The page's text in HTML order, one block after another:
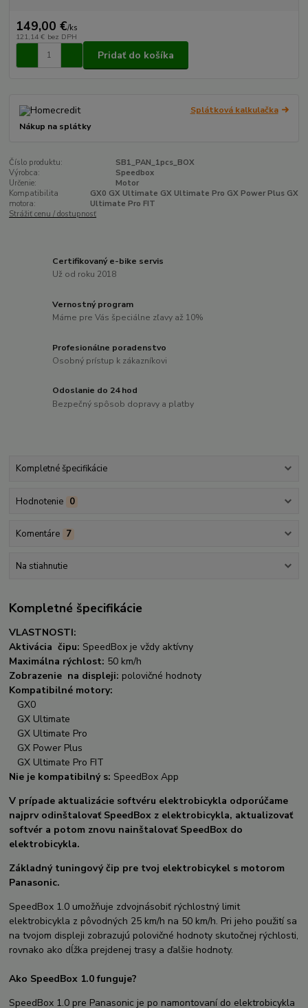
149,00 €/ks
121,14 € bez DPH
Pridať do košíka
Splátková kalkulačka
Nákup na splátky
Číslo produktu:
SB1_PAN_1pcs_BOX
Výrobca:
Speedbox
Určenie:
Motor
Kompatibilita
motora:
GX0 GX Ultimate GX Ultimate Pro GX Power Plus GX
Ultimate Pro FIT
Strážiť cenu / dostupnosť
Certifikovaný e-bike servis
Už od roku 2018
Vernostný program
Máme pre Vás špeciálne zľavy až 10%
Profesionálne poradenstvo
Osobný prístup k zákazníkovi
Odoslanie do 24 hod
Bezpečný spôsob dopravy a platby
Kompletné špecifikácie
Hodnotenie 0
Komentáre 7
Na stiahnutie
Kompletné špecifikácie
VLASTNOSTI:
Aktivácia čipu: SpeedBox je vždy aktívny
Maximálna rýchlost: 50 km/h
Zobrazenie na displeji: polovičné hodnoty
Kompatibilné motory:
GX0
GX Ultimate
GX Ultimate Pro
GX Power Plus
GX Ultimate Pro FIT
Nie je kompatibilný s: SpeedBox App
V prípade aktualizácie softvéru elektrobicykla odporúčame
najprv odinštalovať SpeedBox z elektrobicykla, aktualizovať
softvér a potom znovu nainštalovať SpeedBox do
elektrobicykla.
Základný tuningový čip pre tvoj elektrobicykel s motorom
Panasonic.
SpeedBox 1.0 umožňuje zdvojnásobiť rýchlostný limit
elektrobicykla z pôvodných 25 km/h na 50 km/h. Pri jeho použití sa
na tvojom displeji zobrazujú polovičné hodnoty skutočnej rýchlosti,
rovnako ako dĺžka prejdenej trasy a ďalšie hodnoty.
Ako SpeedBox 1.0 funguje?
SpeedBox 1.0 pre Panasonic je po namontovaní do elektrobicykla